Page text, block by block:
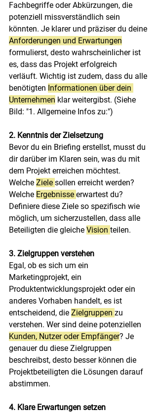
Fachbegriffe oder Abkürzungen, die
potenziell missverständlich sein
könnten. Je klarer und präziser du deine
Anforderungen und Erwartungen
formulierst, desto wahrscheinlicher ist
es, dass das Projekt erfolgreich
verläuft. Wichtig ist zudem, dass du alle
benötigten Informationen über dein
Unternehmen klar weitergibst. (Siehe
Bild: "1. Allgemeine Infos zu:")
2. Kenntnis der Zielsetzung
Bevor du ein Briefing erstellst, musst du
dir darüber im Klaren sein, was du mit
dem Projekt erreichen möchtest.
Welche Ziele sollen erreicht werden?
Welche Ergebnisse erwartest du?
Definiere diese Ziele so spezifisch wie
möglich, um sicherzustellen, dass alle
Beteiligten die gleiche Vision teilen.
3. Zielgruppen verstehen
Egal, ob es sich um ein
Marketingprojekt, ein
Produktentwicklungsprojekt oder ein
anderes Vorhaben handelt, es ist
entscheidend, die Zielgruppen zu
verstehen. Wer sind deine potenziellen
Kunden, Nutzer oder Empfänger? Je
genauer du diese Zielgruppen
beschreibst, desto besser können die
Projektbeteiligten die Lösungen darauf
abstimmen.
4. Klare Erwartungen setzen